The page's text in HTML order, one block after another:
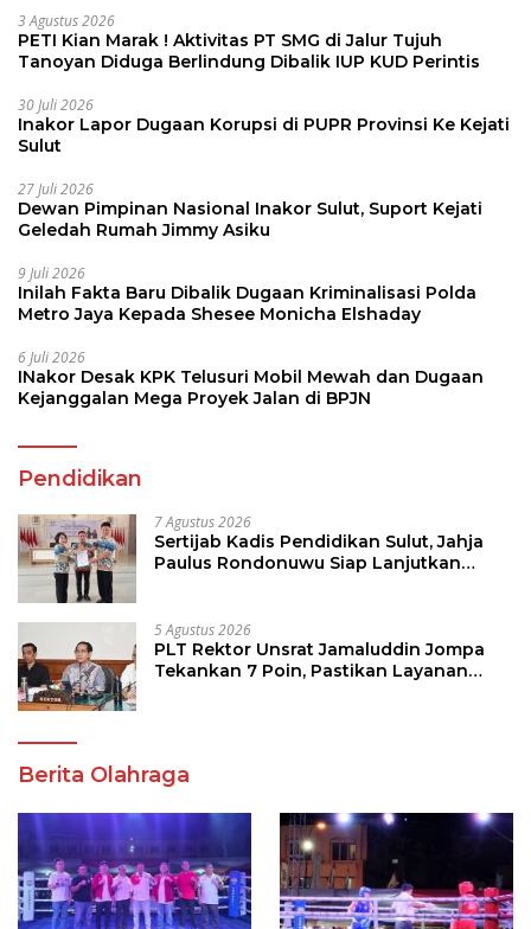
3 Agustus 2026
PETI Kian Marak ! Aktivitas PT SMG di Jalur Tujuh
Tanoyan Diduga Berlindung Dibalik IUP KUD Perintis
30 Juli 2026
Inakor Lapor Dugaan Korupsi di PUPR Provinsi Ke Kejati
Sulut
27 Juli 2026
Dewan Pimpinan Nasional Inakor Sulut, Suport Kejati
Geledah Rumah Jimmy Asiku
9 Juli 2026
Inilah Fakta Baru Dibalik Dugaan Kriminalisasi Polda
Metro Jaya Kepada Shesee Monicha Elshaday
6 Juli 2026
INakor Desak KPK Telusuri Mobil Mewah dan Dugaan
Kejanggalan Mega Proyek Jalan di BPJN
Pendidikan
7 Agustus 2026
Sertijab Kadis Pendidikan Sulut, Jahja
Paulus Rondonuwu Siap Lanjutkan
5 Agustus 2026
PLT Rektor Unsrat Jamaluddin Jompa
Tekankan 7 Poin, Pastikan Layanan
Berita Olahraga